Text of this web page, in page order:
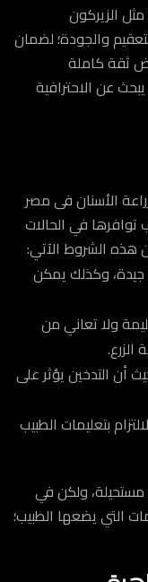
مثل الزيركون
والجودة؛ لضمان
ثقة كاملة
عن الاحترافية
الأسنان فى مصر
توافرها في الحالات
هذه الشروط الآتي:
وكذلك يمكن
ولا تعاني من
أن التدخين يؤثر على
بتعليمات الطبيب
مستحيلة، ولكن في
التي يضعها الطبيب؛